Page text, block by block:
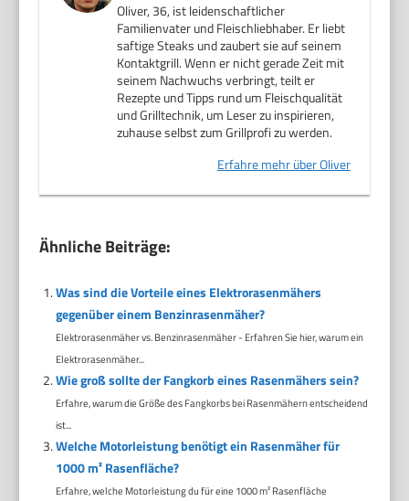
Oliver, 36, ist leidenschaftlicher
Familienvater und Fleischliebhaber. Er liebt
saftige Steaks und zaubert sie auf seinem
Kontaktgrill. Wenn er nicht gerade Zeit mit
seinem Nachwuchs verbringt, teilt er
Rezepte und Tipps rund um Fleischqualität
und Grilltechnik, um Leser zu inspirieren,
zuhause selbst zum Grillprofi zu werden.
Erfahre mehr über Oliver
Ähnliche Beiträge:
Was sind die Vorteile eines Elektrorasenmähers
gegenüber einem Benzinrasenmäher?
Elektrorasenmäher vs. Benzinrasenmäher - Erfahren Sie hier, warum ein
Elektrorasenmäher...
Wie groß sollte der Fangkorb eines Rasenmähers sein?
Erfahre, warum die Größe des Fangkorbs bei Rasenmähern entscheidend
ist...
Welche Motorleistung benötigt ein Rasenmäher für
1000 m² Rasenfläche?
Erfahre, welche Motorleistung du für eine 1000 m² Rasenfläche